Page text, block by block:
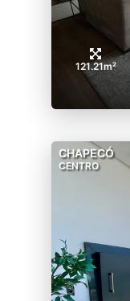
121.21m²
CHAPECÓ
CENTRO